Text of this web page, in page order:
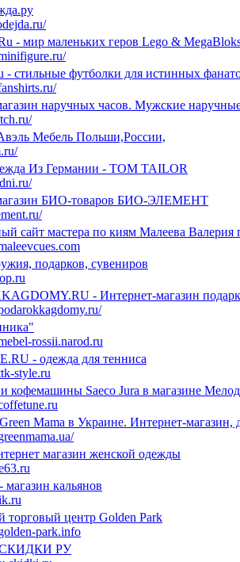
- мир маленьких геров Lego &
- стильные футболки для истинных
наручных часов. Мужские
Мебель Польши,России,
Из Германии - TOM TAILOR
БИО-товаров БИО-ЭЛЕМЕНТ
сайт мастера по киям Малеева Валерия
подарков, сувениров
- Интернет-магазин
rossii.narod.ru
- одежда для тенниса
style.ru
кофемашины Saeco Jura в магазине
Mama в Украине. Интернет-магазин,
магазин женской одежды
кальянов
центр Golden Park
park.info
РУ